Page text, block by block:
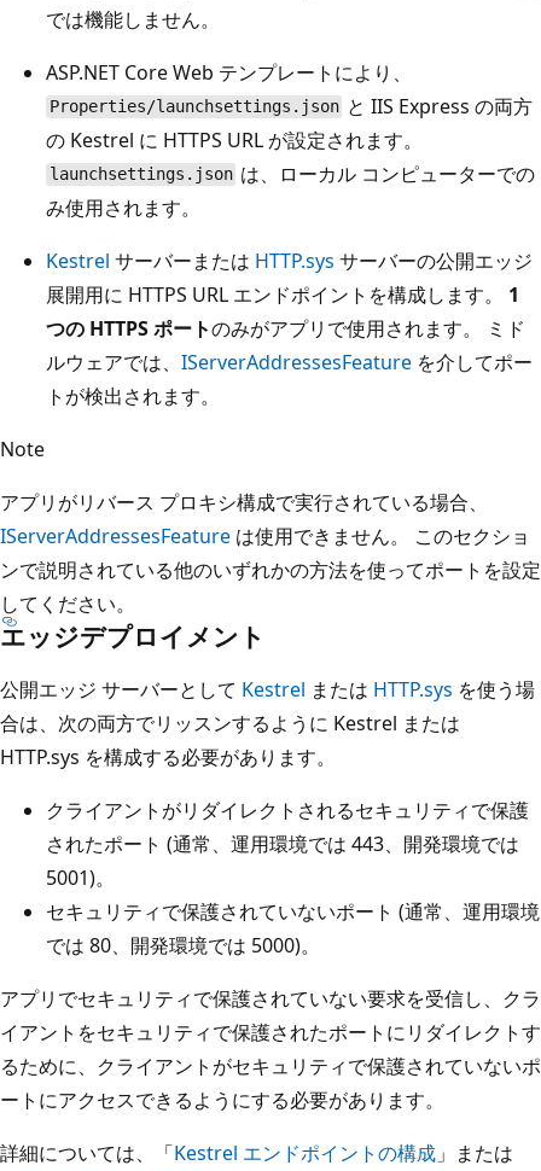
では機能しません。
ASP.NET Core Web テンプレートにより、
Properties/launchsettings.json と IIS Express の両方
の Kestrel に HTTPS URL が設定されます。
launchsettings.json は、ローカル コンピューターでの
み使用されます。
Kestrel サーバーまたは HTTP.sys サーバーの公開エッジ
展開用に HTTPS URL エンドポイントを構成します。 1
つの HTTPS ポートのみがアプリで使用されます。 ミド
ルウェアでは、 IServerAddressesFeature を介してポー
トが検出されます。
Note
アプリがリバース プロキシ構成で実行されている場合、
IServerAddressesFeature は使用できません。 このセクショ
ンで説明されている他のいずれかの方法を使ってポートを設定
してください。
エッジデプロイメント
公開エッジ サーバーとして Kestrel または HTTP.sys を使う場
合は、次の両方でリッスンするように Kestrel または
HTTP.sys を構成する必要があります。
クライアントがリダイレクトされるセキュリティで保護
されたポート (通常、運用環境では 443、開発環境では
5001)。
セキュリティで保護されていないポート (通常、運用環境
では 80、開発環境では 5000)。
アプリでセキュリティで保護されていない要求を受信し、クラ
イアントをセキュリティで保護されたポートにリダイレクトす
るために、クライアントがセキュリティで保護されていないポ
ートにアクセスできるようにする必要があります。
詳細については、「Kestrel エンドポイントの構成 」または